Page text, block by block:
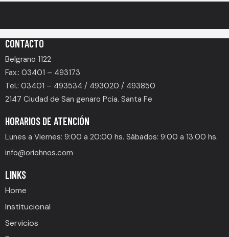
CONTACTO
Belgrano 1122
Fax.: 03401 – 493173
Tel.: 03401 – 493534 / 493020 / 493850
2147 Ciudad de San genaro Pcia. Santa Fe
HORARIOS DE ATENCIÓN
Lunes a Viernes: 9:00 a 20:00 hs. Sábados: 9:00 a 13:00 hs.
info@oriohnos.com
LINKS
Home
Institucional
Servicios